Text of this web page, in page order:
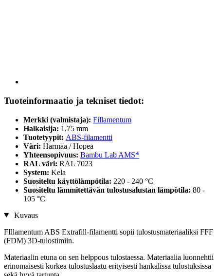
Tuoteinformaatio ja tekniset tiedot:
Merkki (valmistaja): Fillamentum
Halkaisija: 1,75 mm
Tuotetyypit: ABS-filamentti
Väri: Harmaa / Hopea
Yhteensopivuus: Bambu Lab AMS*
RAL väri: RAL 7023
System: Kela
Suositeltu käyttölämpötila: 220 - 240 °C
Suositeltu lämmitettävän tulostusalustan lämpötila: 80 -
105 °C
Kuvaus
FIllamentum ABS Extrafill-filamentti sopii tulostusmateriaaliksi FFF
(FDM) 3D-tulostimiin.
Materiaalin etuna on sen helppous tulostaessa. Materiaalia luonnehtii
erinomaisesti korkea tulostuslaatu erityisesti hankalissa tulostuksissa